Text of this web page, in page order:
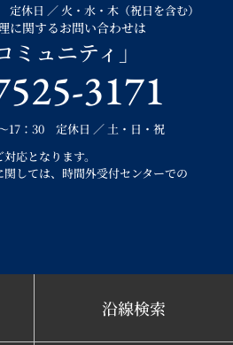
休日 ／ 火・水・木（祝日を含む）
に関するお問い合わせは
ミュニティ」
3171
17：30 定休日 ／ 土・日・祝
応となります。
しては、時間外受付センターでの
沿線検索